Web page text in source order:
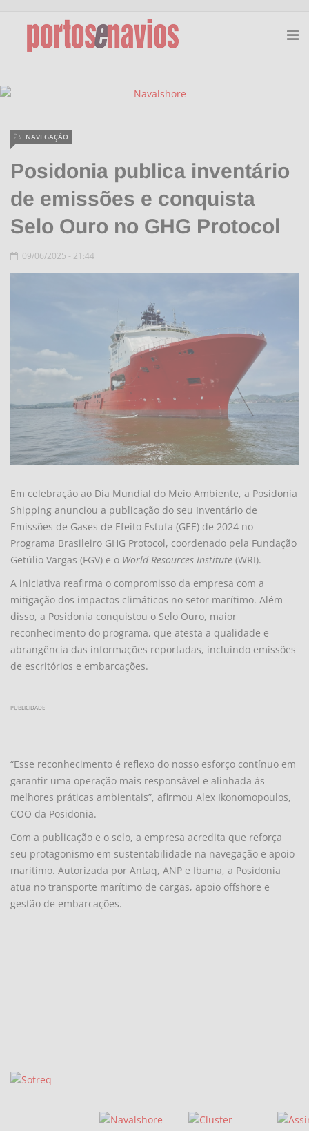
Posidonia publica inventário
de emissões e conquista
Selo Ouro no GHG Protocol
NAVEGAÇÃO
09/06/2025 - 21:44
Em celebração ao Dia Mundial do Meio Ambiente, a Posidonia
Shipping anunciou a publicação do seu Inventário de
Emissões de Gases de Efeito Estufa (GEE) de 2024 no
Programa Brasileiro GHG Protocol, coordenado pela Fundação
Getúlio Vargas (FGV) e o World Resources Institute (WRI).
A iniciativa reafirma o compromisso da empresa com a
mitigação dos impactos climáticos no setor marítimo. Além
disso, a Posidonia conquistou o Selo Ouro, maior
reconhecimento do programa, que atesta a qualidade e
abrangência das informações reportadas, incluindo emissões
de escritórios e embarcações.
PUBLICIDADE
“Esse reconhecimento é reflexo do nosso esforço contínuo em
garantir uma operação mais responsável e alinhada às
melhores práticas ambientais”, afirmou Alex Ikonomopoulos,
COO da Posidonia.
Com a publicação e o selo, a empresa acredita que reforça
seu protagonismo em sustentabilidade na navegação e apoio
marítimo. Autorizada por Antaq, ANP e Ibama, a Posidonia
atua no transporte marítimo de cargas, apoio offshore e
gestão de embarcações.